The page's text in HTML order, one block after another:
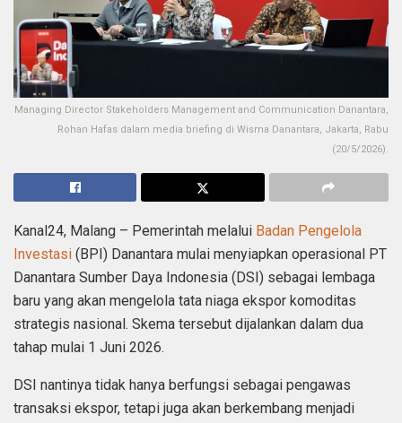
Managing Director Stakeholders Management and Communication Danantara,
Rohan Hafas dalam media briefing di Wisma Danantara, Jakarta, Rabu
(20/5/2026).
Kanal24, Malang – Pemerintah melalui Badan Pengelola
Investasi (BPI) Danantara mulai menyiapkan operasional PT
Danantara Sumber Daya Indonesia (DSI) sebagai lembaga
baru yang akan mengelola tata niaga ekspor komoditas
strategis nasional. Skema tersebut dijalankan dalam dua
tahap mulai 1 Juni 2026.
DSI nantinya tidak hanya berfungsi sebagai pengawas
transaksi ekspor, tetapi juga akan berkembang menjadi